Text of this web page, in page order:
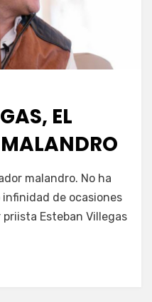
EL
malandro. No ha
de ocasiones
Esteban Villegas